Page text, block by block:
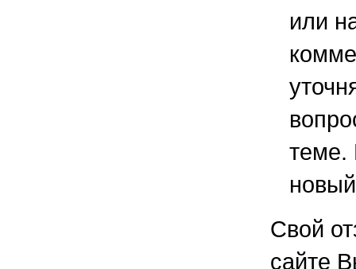
или
теме.
Свой
сайте